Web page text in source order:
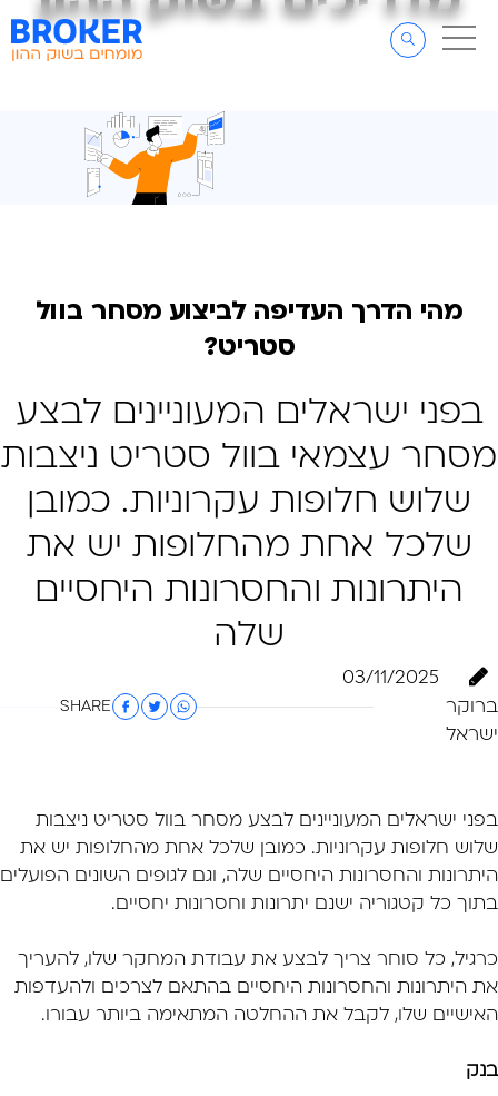
דלג לסרגל הניווט
דלג לתוכן
מהי הדרך העדיפה לביצוע מסחר בוול
סטריט?
בפני ישראלים המעוניינים לבצע
מסחר עצמאי בוול סטריט ניצבות
שלוש חלופות עקרוניות. כמובן
שלכל אחת מהחלופות יש את
היתרונות והחסרונות היחסיים
שלה
ברוקר
ישראל
03/11/2025
SHARE
בפני ישראלים המעוניינים לבצע מסחר בוול סטריט ניצבות
שלוש חלופות עקרוניות. כמובן שלכל אחת מהחלופות יש את
היתרונות והחסרונות היחסיים שלה, וגם לגופים השונים הפועלים
בתוך כל קטגוריה ישנם יתרונות וחסרונות יחסיים.
כרגיל, כל סוחר צריך לבצע את עבודת המחקר שלו, להעריך
את היתרונות והחסרונות היחסיים בהתאם לצרכים ולהעדפות
האישיים שלו, לקבל את ההחלטה המתאימה ביותר עבורו.
בנק